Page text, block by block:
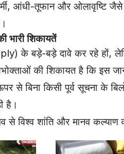
आंधी-तूफान और ओलावृष्टि
शिकायतें
के बड़े-बड़े दावे कर रहे हों,
की शिकायत है कि इस
से बिना किसी पूर्व सूचना के
है।
शांति और मानव कल्याण